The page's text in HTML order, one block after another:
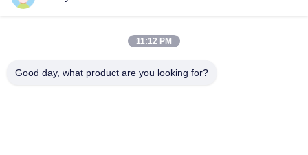
Casa
Giro Della Fabbrica
11:12 PM
Good day, what product are you looking for?